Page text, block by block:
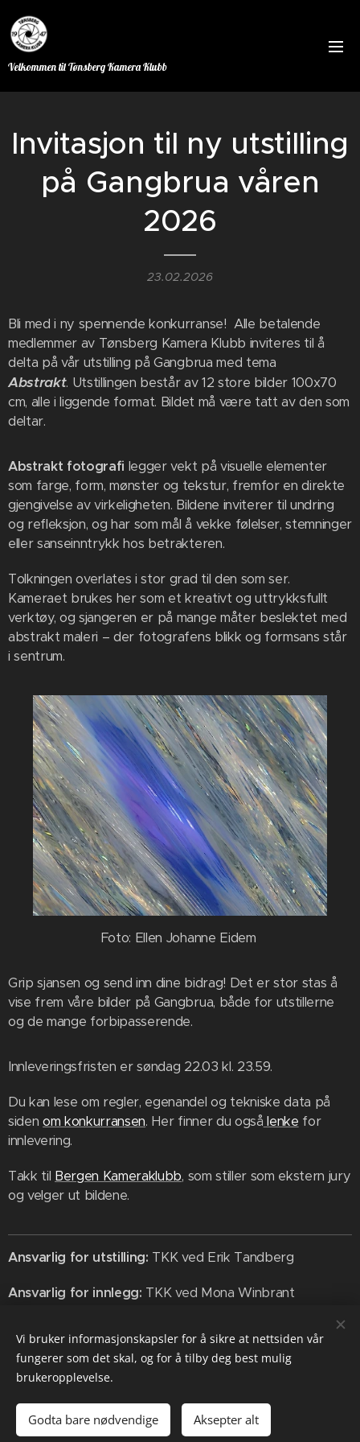
Velkommen til Tønsberg Kamera Klubb
Invitasjon til ny utstilling
på Gangbrua våren
2026
23.02.2026
Bli med i ny spennende konkurranse! Alle betalende
medlemmer av Tønsberg Kamera Klubb inviteres til å
delta på vår utstilling på Gangbrua med tema
Abstrakt. Utstillingen består av 12 store bilder 100x70
cm, alle i liggende format. Bildet må være tatt av den som
deltar.
Abstrakt fotografi legger vekt på visuelle elementer
som farge, form, mønster og tekstur, fremfor en direkte
gjengivelse av virkeligheten. Bildene inviterer til undring
og refleksjon, og har som mål å vekke følelser, stemninger
eller sanseinntrykk hos betrakteren.
Tolkningen overlates i stor grad til den som ser.
Kameraet brukes her som et kreativt og uttrykksfullt
verktøy, og sjangeren er på mange måter beslektet med
abstrakt maleri – der fotografens blikk og formsans står
i sentrum.
Foto: Ellen Johanne Eidem
Grip sjansen og send inn dine bidrag! Det er stor stas å
vise frem våre bilder på Gangbrua, både for utstillerne
og de mange forbipasserende.
Innleveringsfristen er søndag 22.03 kl. 23.59.
Du kan lese om regler, egenandel og tekniske data på
sidenom konkurransen. Her finner du også lenke for
innlevering.
Takk til Bergen Kameraklubb, som stiller som ekstern jury
og velger ut bildene.
Ansvarlig for utstilling: TKK ved Erik Tandberg
Ansvarlig for innlegg: TKK ved Mona Winbrant
Informasjonskapsler
Vi bruker informasjonskapsler for å sikre at nettsiden vår
fungerer som det skal, og for å tilby deg best mulig
brukeropplevelse.
Godta bare nødvendige Aksepter alt